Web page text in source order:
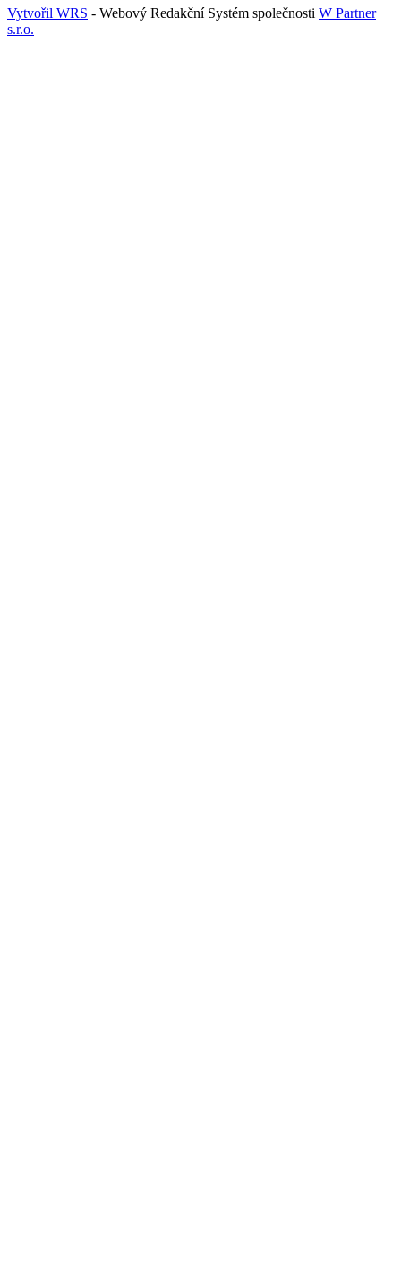
Vytvořil WRS - Webový Redakční Systém společnosti W Partner
s.r.o.